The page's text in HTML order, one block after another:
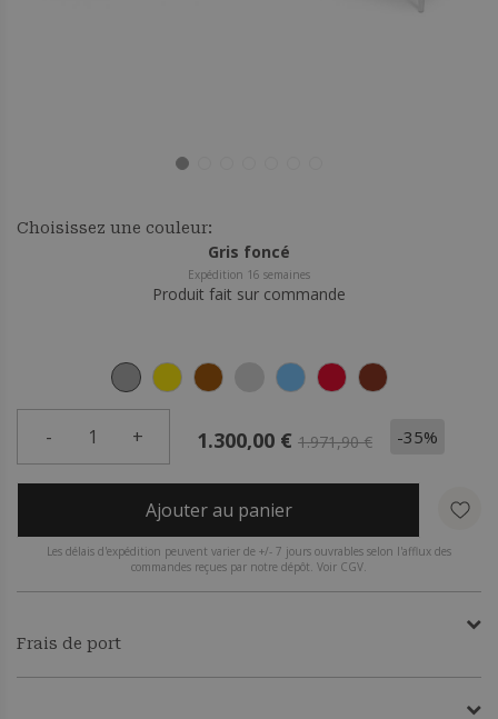
Choisissez une couleur:
Gris foncé
Expédition 16 semaines
Produit fait sur commande
- 1 + 1.300,00 € 1.971,90 € -35%
Ajouter au panier
Les délais d'expédition peuvent varier de +/- 7 jours ouvrables selon l'afflux des
commandes reçues par notre dépôt. Voir CGV.
Frais de port